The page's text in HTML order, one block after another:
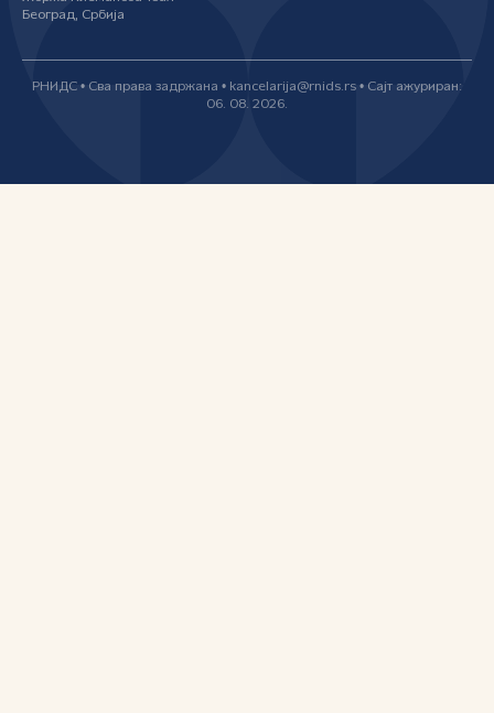
Београд, Србија
РНИДС • Сва права задржана • kancelarija@rnids.rs • Сајт ажуриран:
06. 08. 2026.